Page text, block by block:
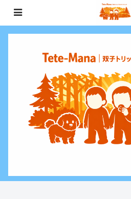
0歳〜未就学児（3歳）双子との週末お出か
立つお金・ライフハックをお届けす